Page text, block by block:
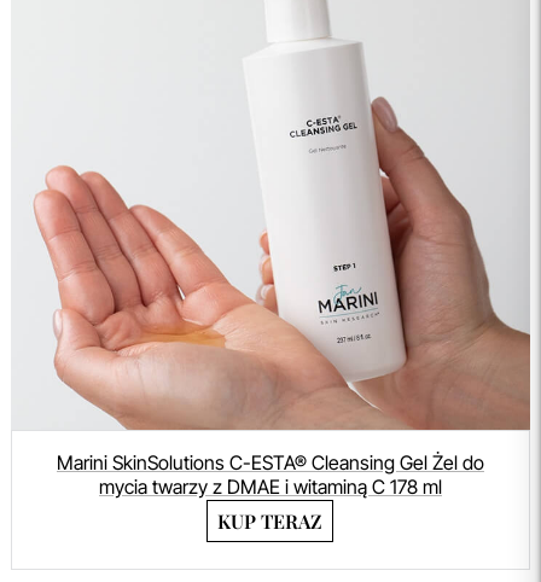
Marini SkinSolutions C-ESTA® Cleansing Gel Żel do
mycia twarzy z DMAE i witaminą C 178 ml
KUP TERAZ